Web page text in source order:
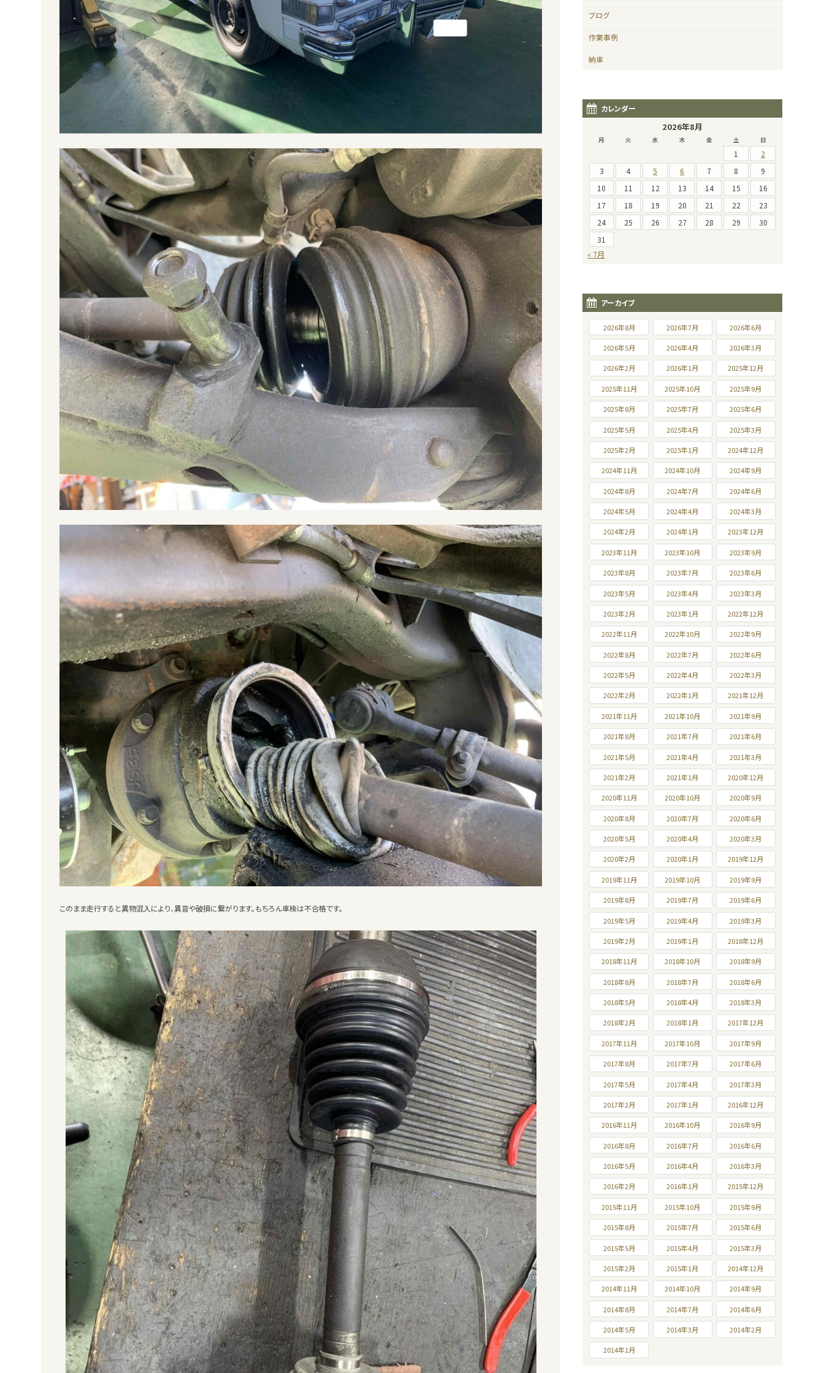
このまま走行すると異物混入により、異音や破損に繋がります。もちろん車検は不合格です。
ブログ
作業事例
納車
カレンダー
2026年8月
月 火 水 木 金 土 日
1
2
3
4 5 6 7 8
9
10
11 12 13 14 15
16
17
18 19 20 21 22
23
24
25 26 27 28 29
30
31
« 7月
アーカイブ
2026年8月 2026年7月 2026年6月
2026年5月 2026年4月 2026年3月
2026年2月 2026年1月 2025年12月
2025年11月 2025年10月 2025年9月
2025年8月 2025年7月 2025年6月
2025年5月 2025年4月 2025年3月
2025年2月 2025年1月 2024年12月
2024年11月 2024年10月 2024年9月
2024年8月 2024年7月 2024年6月
2024年5月 2024年4月 2024年3月
2024年2月 2024年1月 2023年12月
2023年11月 2023年10月 2023年9月
2023年8月 2023年7月 2023年6月
2023年5月 2023年4月 2023年3月
2023年2月 2023年1月 2022年12月
2022年11月 2022年10月 2022年9月
2022年8月 2022年7月 2022年6月
2022年5月 2022年4月 2022年3月
2022年2月 2022年1月 2021年12月
2021年11月 2021年10月 2021年9月
2021年8月 2021年7月 2021年6月
2021年5月 2021年4月 2021年3月
2021年2月 2021年1月 2020年12月
2020年11月 2020年10月 2020年9月
2020年8月 2020年7月 2020年6月
2020年5月 2020年4月 2020年3月
2020年2月 2020年1月 2019年12月
2019年11月 2019年10月 2019年9月
2019年8月 2019年7月 2019年6月
2019年5月 2019年4月 2019年3月
2019年2月 2019年1月 2018年12月
2018年11月 2018年10月 2018年9月
2018年8月 2018年7月 2018年6月
2018年5月 2018年4月 2018年3月
2018年2月 2018年1月 2017年12月
2017年11月 2017年10月 2017年9月
2017年8月 2017年7月 2017年6月
2017年5月 2017年4月 2017年3月
2017年2月 2017年1月 2016年12月
2016年11月 2016年10月 2016年9月
2016年8月 2016年7月 2016年6月
2016年5月 2016年4月 2016年3月
2016年2月 2016年1月 2015年12月
2015年11月 2015年10月 2015年9月
2015年8月 2015年7月 2015年6月
2015年5月 2015年4月 2015年3月
2015年2月 2015年1月 2014年12月
2014年11月 2014年10月 2014年9月
2014年8月 2014年7月 2014年6月
2014年5月 2014年3月 2014年2月
2014年1月